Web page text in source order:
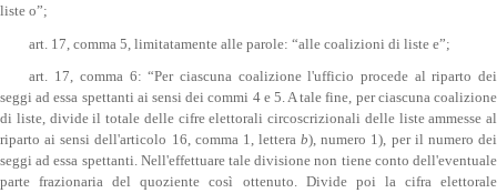
liste o”;
art. 17, comma 5, limitatamente alle parole: “alle coalizioni di liste e”;
art. 17, comma 6: “Per ciascuna coalizione l'ufficio procede al riparto dei
seggi ad essa spettanti ai sensi dei commi 4 e 5. A tale fine, per ciascuna coalizione
di liste, divide il totale delle cifre elettorali circoscrizionali delle liste ammesse al
riparto ai sensi dell'articolo 16, comma 1, letterab), numero 1), per il numero dei
seggi ad essa spettanti. Nell'effettuare tale divisione non tiene conto dell'eventuale
parte frazionaria del quoziente così ottenuto. Divide poi la cifra elettorale